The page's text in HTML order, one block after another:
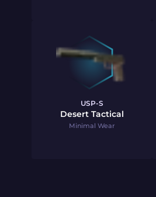
USP-S
Desert Tactical
Minimal Wear